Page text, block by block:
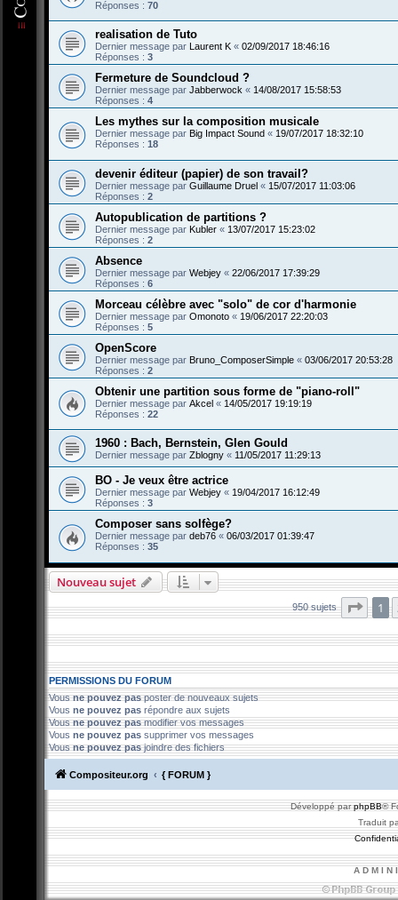
Réponses : 70
realisation de Tuto
Dernier message par Laurent K « 02/09/2017 18:46:16
Réponses : 3
Fermeture de Soundcloud ?
Dernier message par Jabberwock « 14/08/2017 15:58:53
Réponses : 4
Les mythes sur la composition musicale
Dernier message par Big Impact Sound « 19/07/2017 18:32:10
Réponses : 18
devenir éditeur (papier) de son travail?
Dernier message par Guillaume Druel « 15/07/2017 11:03:06
Réponses : 2
Autopublication de partitions ?
Dernier message par Kubler « 13/07/2017 15:23:02
Réponses : 2
Absence
Dernier message par Webjey « 22/06/2017 17:39:29
Réponses : 6
Morceau célèbre avec "solo" de cor d'harmonie
Dernier message par Omonoto « 19/06/2017 22:20:03
Réponses : 5
OpenScore
Dernier message par Bruno_ComposerSimple « 03/06/2017 20:53:28
Réponses : 2
Obtenir une partition sous forme de "piano-roll"
Dernier message par Akcel « 14/05/2017 19:19:19
Réponses : 22
1960 : Bach, Bernstein, Glen Gould
Dernier message par Zblogny « 11/05/2017 11:29:13
BO - Je veux être actrice
Dernier message par Webjey « 19/04/2017 16:12:49
Réponses : 3
Composer sans solfège?
Dernier message par deb76 « 06/03/2017 01:39:47
Réponses : 35
Nouveau sujet
950 sujets Page
1
PERMISSIONS DU FORUM
Vousne pouvez pasposter de nouveaux sujets
Vous ne pouvez pas répondre aux sujets
Vousne pouvez pasmodifier vos messages
Vous ne pouvez pas supprimer vos messages
Vousne pouvez pasjoindre des fichiers
Compositeur.org { FORUM }
Développé parphpBB®
Traduit
A D M I N